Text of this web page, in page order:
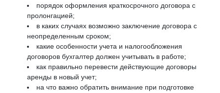
порядок оформления краткосрочного договора с
пролонгацией;
в каких случаях возможно заключение договора с
неопределенным сроком;
какие особенности учета и налогообложения
договоров бухгалтер должен учитывать в работе;
как правильно перевести действующие договоры
аренды в новый учет;
на что важно обратить внимание при подготовке